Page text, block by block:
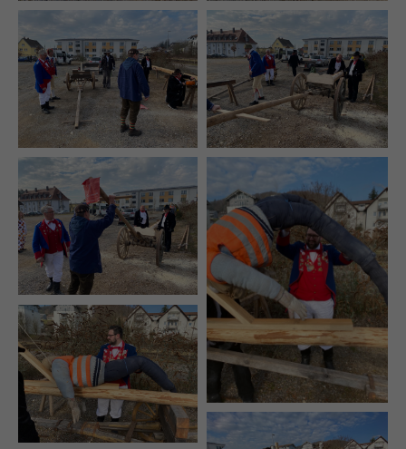
24h/ 365days
We offer support for our customers
Mon - Fri 8:00am - 5:00pm(GMT +1)
Get in touch
Cybersteel Inc.
376-293 City Road, Suite 600
San Francisco, CA 94102
Have any questions?
+44 1234 567 890
Drop us a line
info@yourdomain.com